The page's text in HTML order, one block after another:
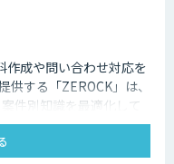
作成や問い合わせ対応を
する「ZEROCK」は、
件別知識を最適化して
作成や返信工数を最大
す。